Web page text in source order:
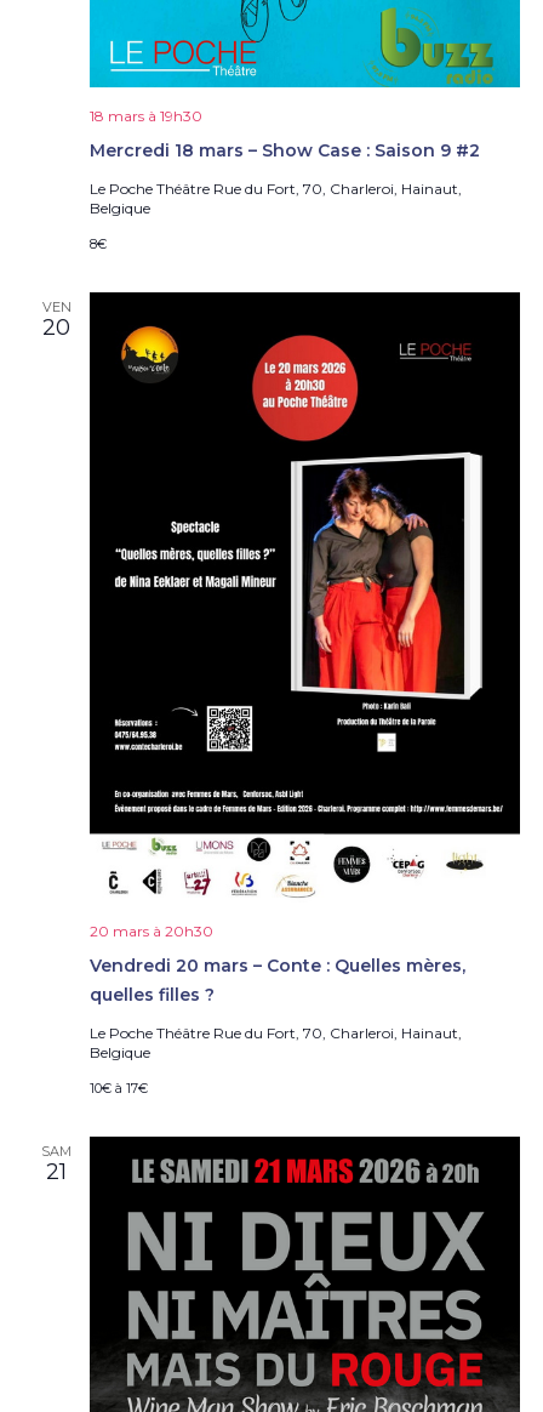
Mercredi 18 mars – Show Case : Saison 9 #2
18 mars à 19h30
Le Poche Théâtre Rue du Fort, 70, Charleroi, Hainaut,
Belgique
8€
VEN
20
Vendredi 20 mars – Conte : Quelles mères,
quelles filles ?
20 mars à 20h30
Le Poche Théâtre Rue du Fort, 70, Charleroi, Hainaut,
Belgique
10€ à 17€
SAM
21